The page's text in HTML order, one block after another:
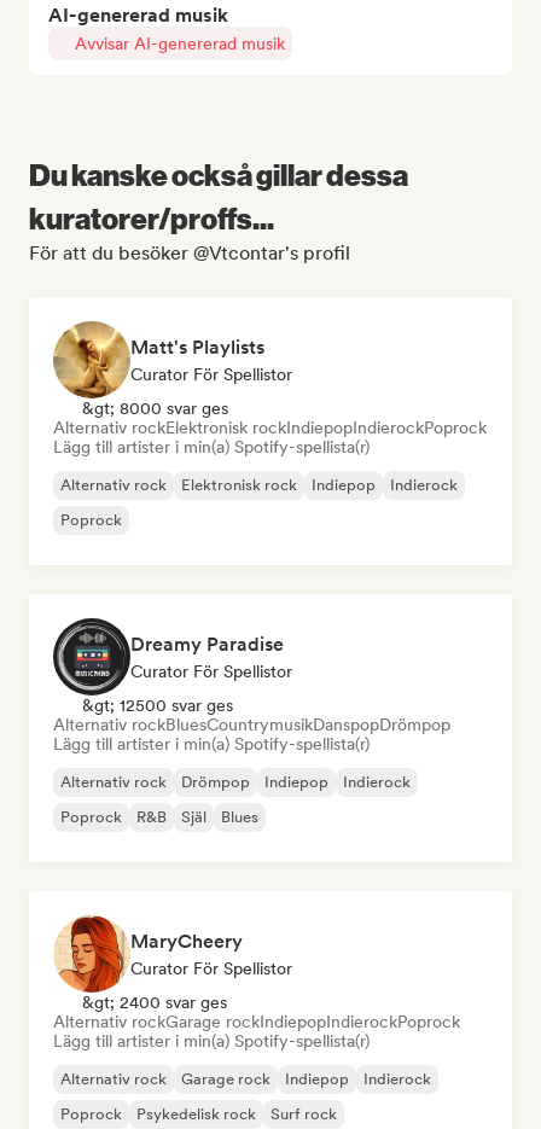
AI-genererad musik
Avvisar AI-genererad musik
Du kanske också gillar dessa
kuratorer/proffs...
För att du besöker @Vtcontar's profil
Matt's Playlists
Curator För Spellistor
&gt; 8000 svar ges
Alternativ rockElektronisk rockIndiepopIndierockPoprock
Lägg till artister i min(a) Spotify-spellista(r)
Alternativ rock Elektronisk rock Indiepop
Indierock
Poprock
Dreamy Paradise
Curator För Spellistor
&gt; 12500 svar ges
Alternativ rockBluesCountrymusikDanspopDrömpop
Lägg till artister i min(a) Spotify-spellista(r)
Alternativ rock Drömpop Indiepop
Indierock
Poprock
R&B Själ Blues
MaryCheery
Curator För Spellistor
&gt; 2400 svar ges
Alternativ rockGarage rockIndiepopIndierockPoprock
Lägg till artister i min(a) Spotify-spellista(r)
Alternativ rock Garage rock Indiepop
Indierock
Poprock
Psykedelisk rock Surf rock